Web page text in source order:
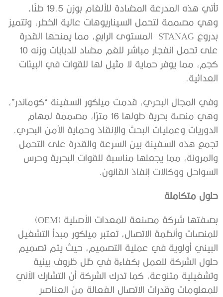
تأتي هذه المدرعة المضادة للألغام بوزن 19.5 طنًا،
وهي مصممة لتحمل السيناريوهات عالية الخطر، وتتميز
بدروع STANAG المستوى الرابع، مما يمنحها القدرة
على تحمل انفجار مباشر للغم مضاد للدبابات وزنه 10
كجم، مما يوفر حماية لا مثيل لها للقوات في البيئات
العدائية.
وفي المجال البحري، قدمت ميلكور السفينة “كوماندر”،
وهي منصة بحرية طولها 16 مترًا، مصممة لمهام
الدوريات وعمليات البحث والإنقاذ وحماية الأمن البحري.
تجمع هذه السفينة بين السرعة والقدرة على التحمل
والمرونة، مما يجعلها مناسبة للقوات البحرية وحرس
السواحل ووكالات إنفاذ القانون.
حلول متكاملة
بصفتها شركة مصنعة للمعدات الأصلية (OEM)
للمنصات وأنظمة الاتصال، تعتبر ميلكور مبدأ التشغيل
البيني أولوية في عملية التصميم، حيث يتم تصميم
حلول الشركة للعمل بكفاءة في ظل ظروف بيئية
وتشغيلية متنوعة، كما تدرك الشركة أن التشارك الآني
للمعلومات وقدرات الاتصال الفعالة من العناصر